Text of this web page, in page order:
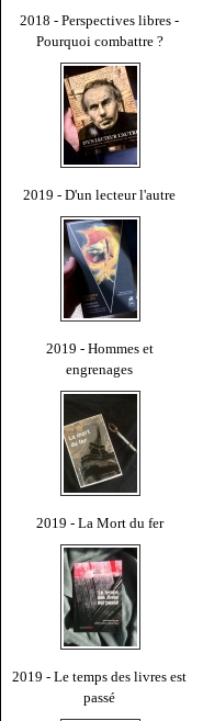
2018 - Perspectives libres -
Pourquoi combattre ?
2019 - D'un lecteur l'autre
2019 - Hommes et
engrenages
2019 - La Mort du fer
2019 - Le temps des livres est
passé